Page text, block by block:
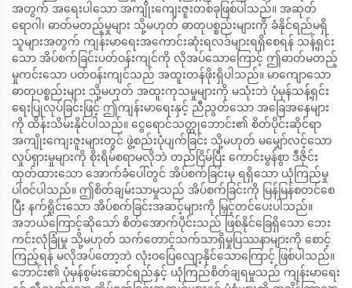
အတွက် အရေးပါသော အကျိုးကျေးဇူးတစ်ခုဖြစ်ပါသည်။ အဆုတ်
ရောဂါ၊ ဓာတ်မတည့်မှုများ သို့မဟုတ် ဓာတုပစ္စည်းများကို ခံနိုင်ရည်မရှိ
သူများအတွက် ကျန်းမာရေးအကောင်းဆုံးရလဒ်များရရှိစေရန် သန့်ရှင်း
သော အိပ်စက်ခြင်းပတ်ဝန်းကျင်ကို လိုအပ်သောကြောင့် ဤဓာတ်မတည့်
မှုကင်းသော ပတ်ဝန်းကျင်သည် အထူးတန်ဖိုးရှိပါသည်။ မာကျောသော
ဓာတုပစ္စည်းများ သို့မဟုတ် အထူးကုသမှုများကို မသုံးဘဲ ပုံမှန်သန့်ရှင်း
ရေးပြုလုပ်ခြင်းဖြင့် ဤကျန်းမာရေးနှင့် ညီညွတ်သော အခြေအနေများ
ကို ထိန်းသိမ်းနိုင်ပါသည်။ ငွေရောင်သတ္ထုဘောင်း၏ စိတ်ပိုင်းဆိုင်ရာ
အကျိုးကျေးဇူးများတွင် ဖွဲ့စည်းပုံပျက်ခြင်း သို့မဟုတ် မမျှော်လင့်သော
လှုပ်ရှားမှုများကို စိုးရိမ်စရာမလိုဘဲ တည်ငြိမ်ပြီး ကောင်းမွန်စွာ ဒီဇိုင်း
ထုတ်ထားသော အောက်ခံပေါ်တွင် အိပ်စက်ခြင်းမှ ရရှိသော ယုံကြည်မှု
ပါဝင်ပါသည်။ ဤစိတ်ချမ်းသာမှုသည် အိပ်စက်ခြင်းကို မြန်မြန်စတင်စေ
ပြီး နက်ရှိုင်းသော အိပ်စက်ခြင်းအဆင့်များကို မြှင့်တင်ပေးပါသည်။
အဘယ်ကြောင့်ဆိုသော် စိတ်အောက်ပိုင်းသည် ဖြစ်နိုင်ခြေရှိသော ဘေး
ကင်းလုံခြုံမှု သို့မဟုတ် သက်တောင့်သက်သာရှိမှုပြဿနာများကို စောင့်
ကြည့်ရန် မလိုအပ်တော့ဘဲ လုံးဝပြေလျော့နိုင်သောကြောင့် ဖြစ်ပါသည်။
ဘောင်း၏ ပုံမှန်စွမ်းဆောင်ရည်နှင့် ယုံကြည်စိတ်ချရမှုသည် ကျန်းမာရေး